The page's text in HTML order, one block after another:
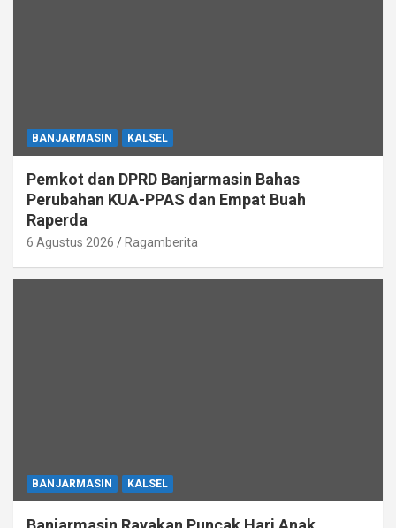
BANJARMASIN KALSEL
Pemkot dan DPRD Banjarmasin Bahas
Perubahan KUA-PPAS dan Empat Buah
Raperda
6 Agustus 2026 Ragamberita
BANJARMASIN KALSEL